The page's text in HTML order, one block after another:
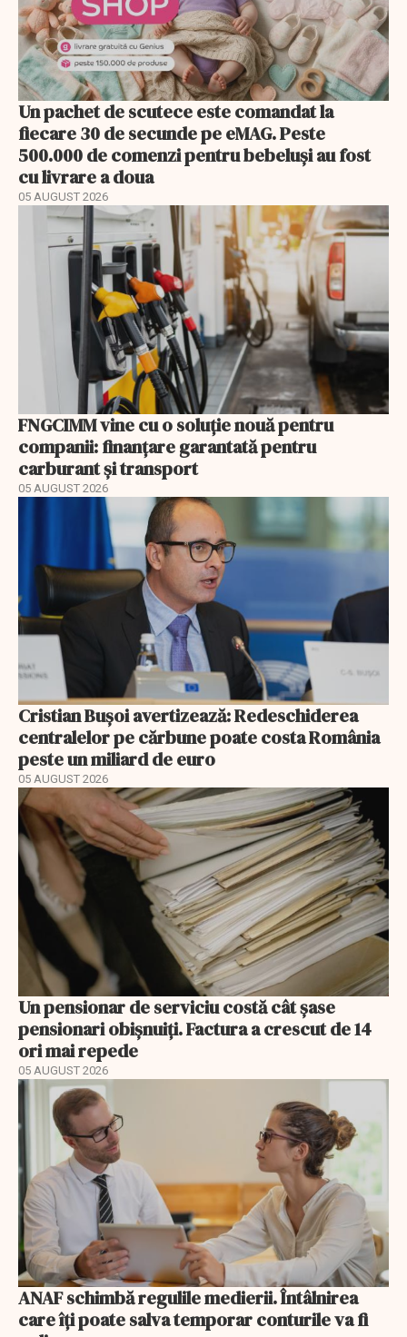
Un pachet de scutece este comandat la
fiecare 30 de secunde pe eMAG. Peste
500.000 de comenzi pentru bebeluși au fost
cu livrare a doua
05 AUGUST 2026
FNGCIMM vine cu o soluție nouă pentru
companii: finanțare garantată pentru
carburant și transport
05 AUGUST 2026
Cristian Bușoi avertizează: Redeschiderea
centralelor pe cărbune poate costa România
peste un miliard de euro
05 AUGUST 2026
Un pensionar de serviciu costă cât șase
pensionari obișnuiți. Factura a crescut de 14
ori mai repede
05 AUGUST 2026
ANAF schimbă regulile medierii. Întâlnirea
care îți poate salva temporar conturile va fi